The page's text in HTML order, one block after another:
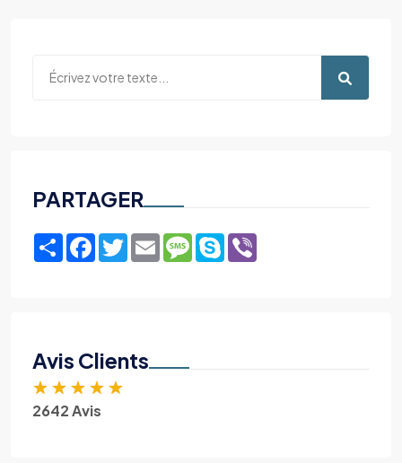
PARTAGER
ShareFacebook
TwitterEmailMessage
Skype
Avis Clients
★ ★ ★ ★ ★
2642 Avis